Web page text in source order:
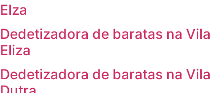
Elza
Dedetizadora de baratas na Vila
Eliza
Dedetizadora de baratas na Vila